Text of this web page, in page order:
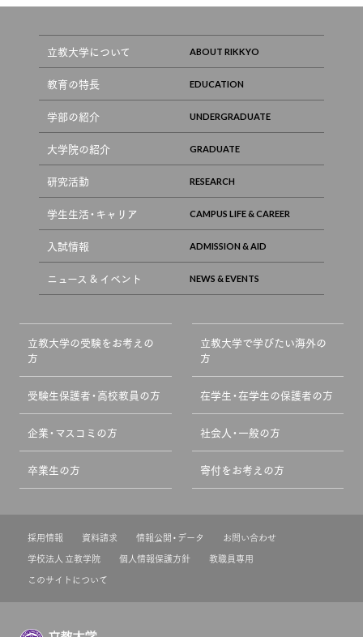
立教大学について
教育の特長
学部の紹介
大学院の紹介
研究活動
学生生活・キャリア
入試情報
ニュース & イベント
立教大学の受験をお考えの
方
立教大学で学びたい海外の
方
受験生保護者・高校教員の方 在学生・在学生の保護者の方
企業・マスコミの方 社会人・一般の方
卒業生の方 寄付をお考えの方
採用情報 資料請求 情報公開・データ
お問い合わせ
学校法人 立教学院
個人情報保護方針
教職員専用
このサイトについて